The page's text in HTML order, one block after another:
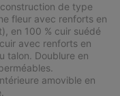
de type
fleur avec renforts en
en 100 % cuir suédé
avec renforts en
talon. Doublure en
amovible en